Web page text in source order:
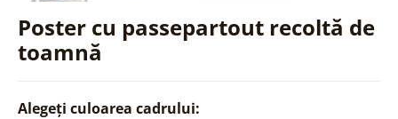
Poster cu passepartout recoltă de
toamnă
Alegeți culoarea cadrului: